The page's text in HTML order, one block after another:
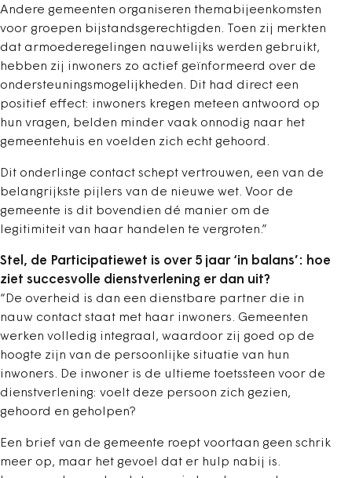
Andere gemeenten organiseren themabijeenkomsten
voor groepen bijstandsgerechtigden. Toen zij merkten
dat armoederegelingen nauwelijks werden gebruikt,
hebben zij inwoners zo actief geïnformeerd over de
ondersteuningsmogelijkheden. Dit had direct een
positief effect: inwoners kregen meteen antwoord op
hun vragen, belden minder vaak onnodig naar het
gemeentehuis en voelden zich echt gehoord.
Dit onderlinge contact schept vertrouwen, een van de
belangrijkste pijlers van de nieuwe wet. Voor de
gemeente is dit bovendien dé manier om de
legitimiteit van haar handelen te vergroten.”
Stel, de Participatiewet is over 5 jaar ‘in balans’: hoe
ziet succesvolle dienstverlening er dan uit?
“De overheid is dan een dienstbare partner die in
nauw contact staat met haar inwoners. Gemeenten
werken volledig integraal, waardoor zij goed op de
hoogte zijn van de persoonlijke situatie van hun
inwoners. De inwoner is de ultieme toetssteen voor de
dienstverlening: voelt deze persoon zich gezien,
gehoord en geholpen?
Een brief van de gemeente roept voortaan geen schrik
meer op, maar het gevoel dat er hulp nabij is.